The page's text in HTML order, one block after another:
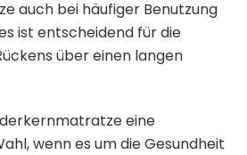
auch bei häufiger Benutzung
ist entscheidend für die
über einen langen
eine
wenn es um die Gesundheit